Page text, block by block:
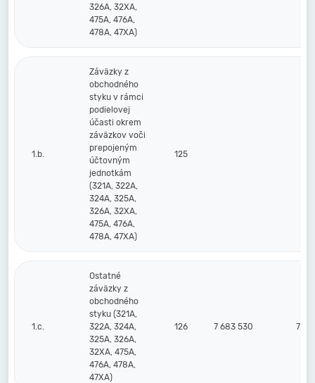
326A, 32XA,
475A, 476A,
478A, 47XA)
1.b.
Záväzky z
obchodného
styku v rámci
podielovej
účasti okrem
záväzkov voči
prepojeným
účtovným
jednotkám
(321A, 322A,
324A, 325A,
326A, 32XA,
475A, 476A,
478A, 47XA)
125
1.c.
Ostatné
záväzky z
obchodného
styku (321A,
322A, 324A,
325A, 326A,
32XA, 475A,
476A, 478A,
47XA)
126 7 683 530 7